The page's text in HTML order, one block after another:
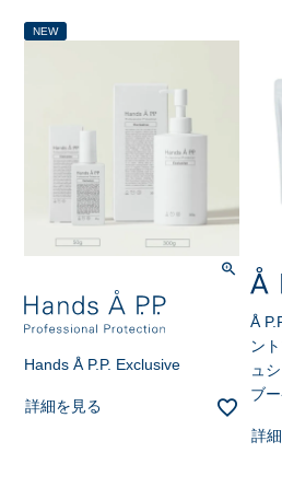
NEW
Hands Å P.P. Exclusive
詳細を見る
Å
ン
ュ
ブ
詳